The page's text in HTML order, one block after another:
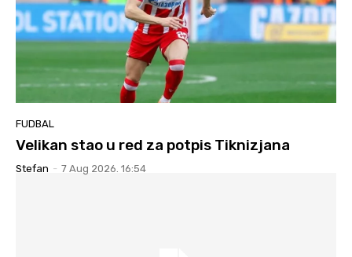
FUDBAL
Velikan stao u red za potpis Tiknizjana
Stefan - 7 Aug 2026. 16:54